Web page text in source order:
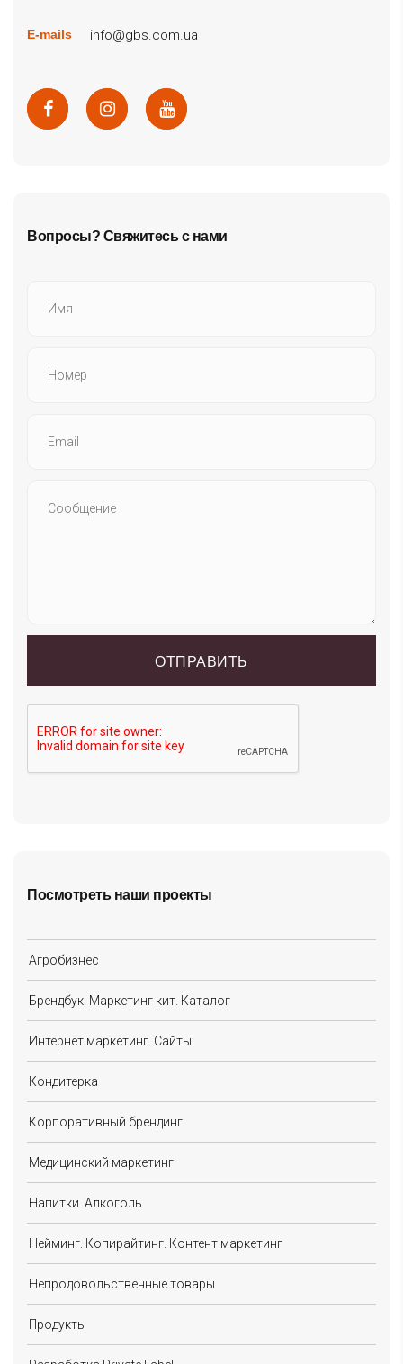
E-mails info@gbs.com.ua
Вопросы? Свяжитесь с нами
Посмотреть наши проекты
Агробизнес
Брендбук. Маркетинг кит. Каталог
Интернет маркетинг. Сайты
Кондитерка
Корпоративный брендинг
Медицинский маркетинг
Напитки. Алкоголь
Нейминг. Копирайтинг. Контент маркетинг
Непродовольственные товары
Продукты